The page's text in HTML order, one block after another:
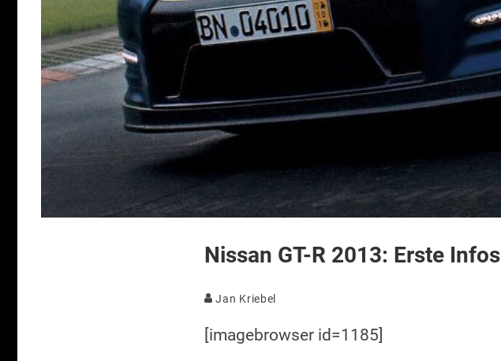
Nissan GT-R 2013: Erste Infos
Jan Kriebel
[imagebrowser id=1185]